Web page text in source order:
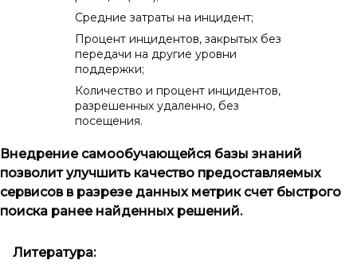
Средние затраты на инцидент;
Процент инцидентов, закрытых без
передачи на другие уровни
поддержки;
Количество и процент инцидентов,
разрешенных удаленно, без
посещения.
Внедрение самообучающейся базы знаний
позволит улучшить качество предоставляемых
сервисов в разрезе данных метрик счет быстрого
поиска ранее найденных решений.
Литература: